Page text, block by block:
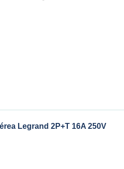
Legrand 2P+T 16A 250V